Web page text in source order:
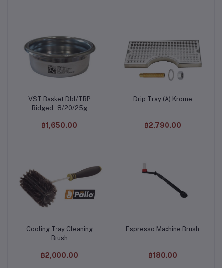
หยิบใส่ตะกร้า
VST Basket Dbl/TRP
Ridged 18/20/25g
฿1,650.00
หยิบใส่ตะกร้า
Drip Tray (A) Krome
฿2,790.00
หยิบใส่ตะกร้า
Cooling Tray Cleaning
Brush
฿2,000.00
หยิบใส่ตะกร้า
Espresso Machine Brush
฿180.00